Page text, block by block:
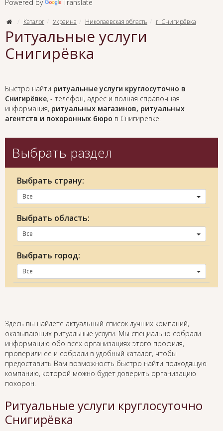
Powered by Translate
Каталог Украина Николаевская область г. Снигирёвка
Ритуальные услуги
Снигирёвка
Быстро найти ритуальные услуги круглосуточно в
Снигирёвке, - телефон, адрес и полная справочная
информация, ритуальных магазинов, ритуальных
агентств и похоронных бюро в Снигирёвке.
Выбрать раздел
Выбрать страну:
Все
Выбрать область:
Все
Выбрать город:
Все
Здесь вы найдете актуальный список лучших компаний,
оказывающих ритуальные услуги. Мы специально собрали
информацию обо всех организациях этого профиля,
проверили ее и собрали в удобный каталог, чтобы
предоставить Вам возможность быстро найти подходящую
компанию, которой можно будет доверить организацию
похорон.
Ритуальные услуги круглосуточно
Снигирёвка